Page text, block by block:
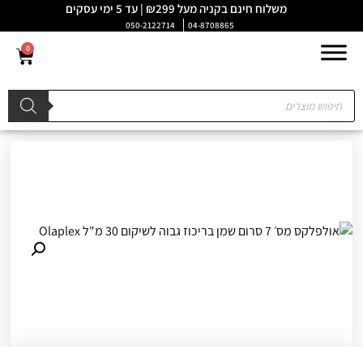
משלוח חינם בקניה מעל ₪299 | עד 5 ימי עסקים
04-8708865
050-2122714
0